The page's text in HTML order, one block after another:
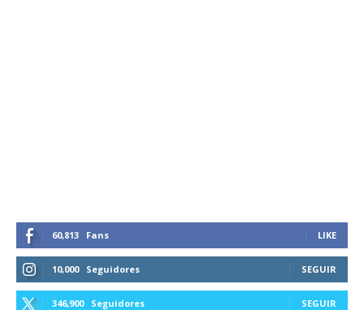
60,813 Fans LIKE
10,000 Seguidores SEGUIR
346,900 Seguidores SEGUIR